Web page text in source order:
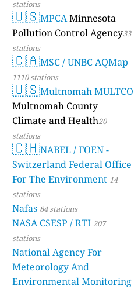
stations
🇺🇸MPCAMinnesota
Pollution Control Agency33
stations
🇨🇦MSC / UNBC AQMap
1110 stations
🇺🇸Multnomah MULTCO
Multnomah County
Climate and Health20
stations
🇨🇭NABEL / FOEN -
Switzerland Federal Office
For The Environment 14
stations
Nafas 84 stations
NASA CSESP / RTI 207
stations
National Agency For
Meteorology And
Environmental Monitoring